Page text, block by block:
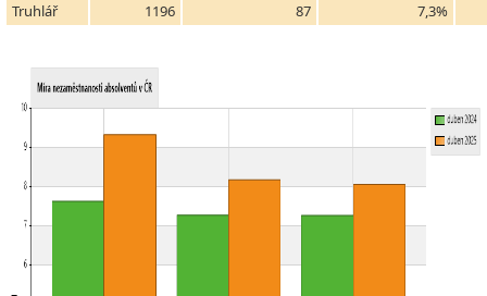
Truhlář 1196 87 7,3%